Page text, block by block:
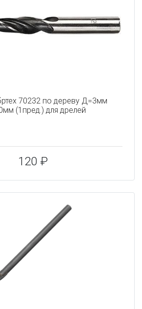
70232 по дереву Д=3мм
(1пред.) для дрелей
120 ₽